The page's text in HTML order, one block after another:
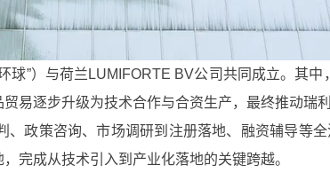
”）与荷兰LUMIFORTE BV公司共同成立。其中
易逐步升级为技术合作与合资生产，最终推动瑞
策咨询、市场调研到注册落地、融资辅导等全
完成从技术引入到产业化落地的关键跨越。